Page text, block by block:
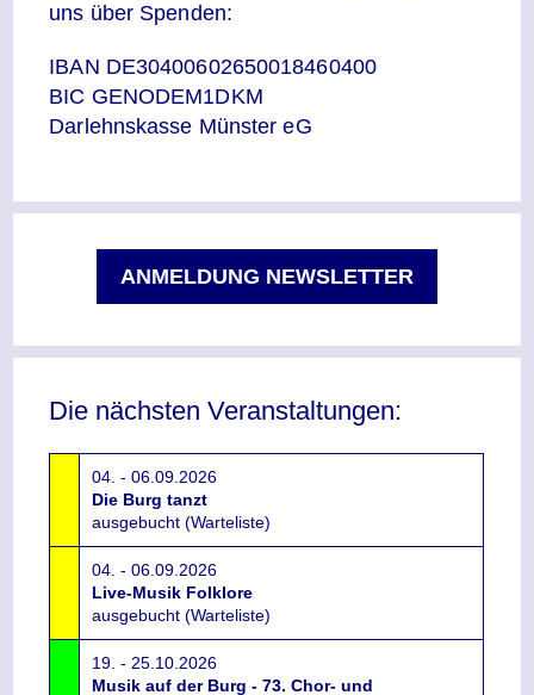
uns über Spenden:
IBAN DE30400602650018460400
BIC GENODEM1DKM
Darlehnskasse Münster eG
ANMELDUNG NEWSLETTER
Die nächsten Veranstaltungen:
04. - 06.09.2026
Die Burg tanzt
ausgebucht (Warteliste)
04. - 06.09.2026
Live-Musik Folklore
ausgebucht (Warteliste)
19. - 25.10.2026
Musik auf der Burg - 73. Chor- und